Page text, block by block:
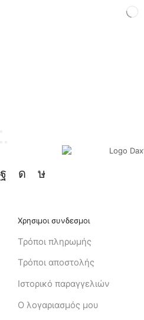
Χρησιμοι συνδεσμοι
Τρόποι πληρωμής
Τρόποι αποστολής
Ιστορικό παραγγελιών
Ο λογαριασμός μου